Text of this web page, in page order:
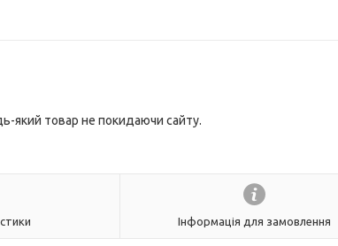
який товар не покидаючи сайту.
Інформація для замовлення